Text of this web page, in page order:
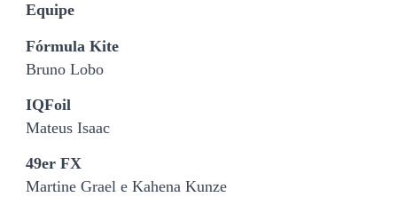
Equipe
Fórmula Kite
Bruno Lobo
IQFoil
Mateus Isaac
49er FX
Martine Grael e Kahena Kunze